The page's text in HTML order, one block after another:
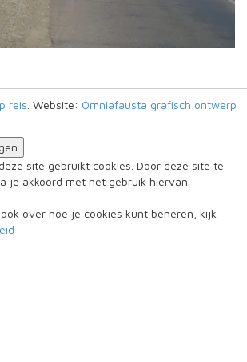
reis . Website: Omniafausta grafisch ontwerp
site gebruikt cookies. Door deze site te
je akkoord met het gebruik hiervan.
over hoe je cookies kunt beheren, kijk